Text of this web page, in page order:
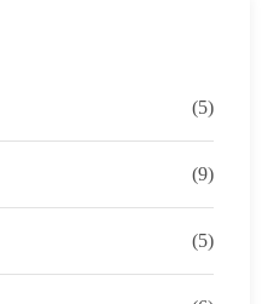
(5)
(9)
(5)